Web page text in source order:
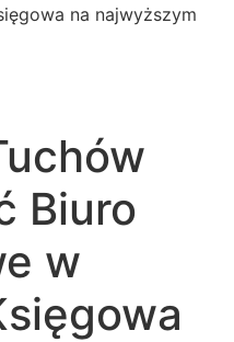
na najwyższym
Biuro
w